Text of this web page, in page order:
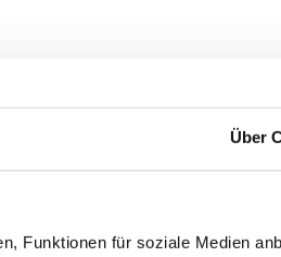
Über
Funktionen für soziale Medien
A1-Ring